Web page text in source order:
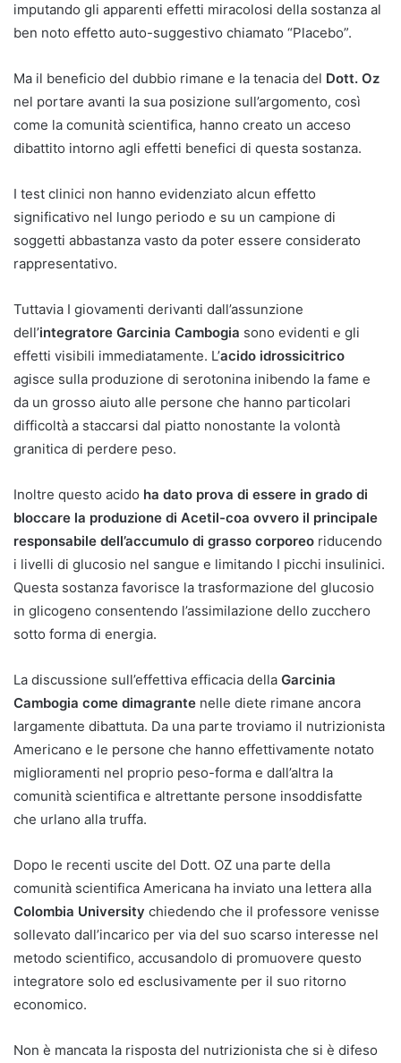
imputando gli apparenti effetti miracolosi della sostanza al
ben noto effetto auto-suggestivo chiamato “Placebo”.
Ma il beneficio del dubbio rimane e la tenacia del Dott. Oz
nel portare avanti la sua posizione sull’argomento, così
come la comunità scientifica, hanno creato un acceso
dibattito intorno agli effetti benefici di questa sostanza.
I test clinici non hanno evidenziato alcun effetto
significativo nel lungo periodo e su un campione di
soggetti abbastanza vasto da poter essere considerato
rappresentativo.
Tuttavia I giovamenti derivanti dall’assunzione
dell’integratore Garcinia Cambogia sono evidenti e gli
effetti visibili immediatamente. L’acido idrossicitrico
agisce sulla produzione di serotonina inibendo la fame e
da un grosso aiuto alle persone che hanno particolari
difficoltà a staccarsi dal piatto nonostante la volontà
granitica di perdere peso.
Inoltre questo acido ha dato prova di essere in grado di
bloccare la produzione di Acetil-coa ovvero il principale
responsabile dell’accumulo di grasso corporeo riducendo
i livelli di glucosio nel sangue e limitando I picchi insulinici.
Questa sostanza favorisce la trasformazione del glucosio
in glicogeno consentendo l’assimilazione dello zucchero
sotto forma di energia.
La discussione sull’effettiva efficacia della Garcinia
Cambogia come dimagrante nelle diete rimane ancora
largamente dibattuta. Da una parte troviamo il nutrizionista
Americano e le persone che hanno effettivamente notato
miglioramenti nel proprio peso-forma e dall’altra la
comunità scientifica e altrettante persone insoddisfatte
che urlano alla truffa.
Dopo le recenti uscite del Dott. OZ una parte della
comunità scientifica Americana ha inviato una lettera alla
Colombia University chiedendo che il professore venisse
sollevato dall’incarico per via del suo scarso interesse nel
metodo scientifico, accusandolo di promuovere questo
integratore solo ed esclusivamente per il suo ritorno
economico.
Non è mancata la risposta del nutrizionista che si è difeso